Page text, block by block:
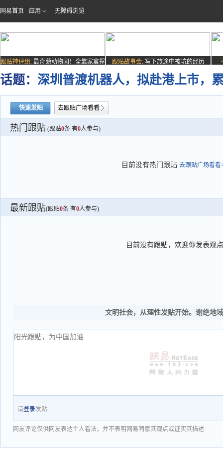
网易首页 应用 无障碍浏览
跟贴神评组: 最奇葩动物园！全靠家禽撑
场子
跟贴故事会: 写下旅途中被坑的经历
话题： 深圳普渡机器人，拟赴港上市，
快速发贴 去跟贴广场看看
热门跟贴 (跟贴0条 有0人参与)
目前没有热门跟贴 去跟贴广场看看
最新跟贴(跟贴0条 有0人参与)
目前没有跟贴，欢迎你发表观点
文明社会，从理性发贴开始。谢绝地
请登录发贴
网友评论仅供网友表达个人看法，并不表明网易同意其观点或证实其描述